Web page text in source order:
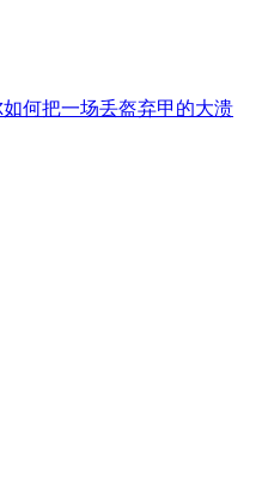
何把一场丢盔弃甲的大溃